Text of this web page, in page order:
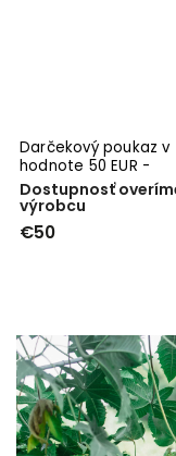
Darčekový poukaz v
hodnote 50 EUR -
elektronický
Dostupnosť
výrobcu
€50